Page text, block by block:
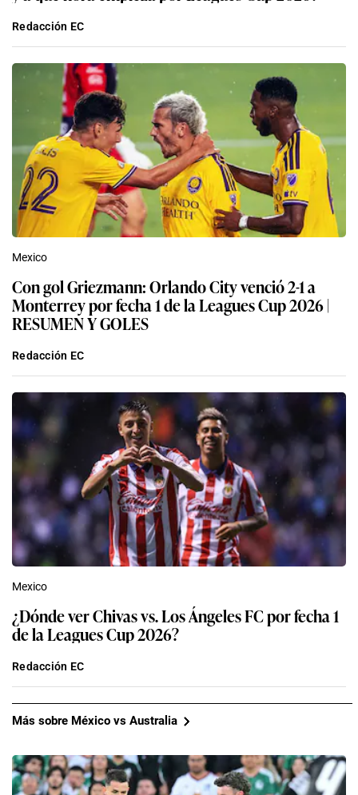
Redacción EC
Mexico
Con gol Griezmann: Orlando City venció 2-1 a
Monterrey por fecha 1 de la Leagues Cup 2026 |
RESUMEN Y GOLES
Redacción EC
Mexico
¿Dónde ver Chivas vs. Los Ángeles FC por fecha 1
de la Leagues Cup 2026?
Redacción EC
Más sobre México vs Australia